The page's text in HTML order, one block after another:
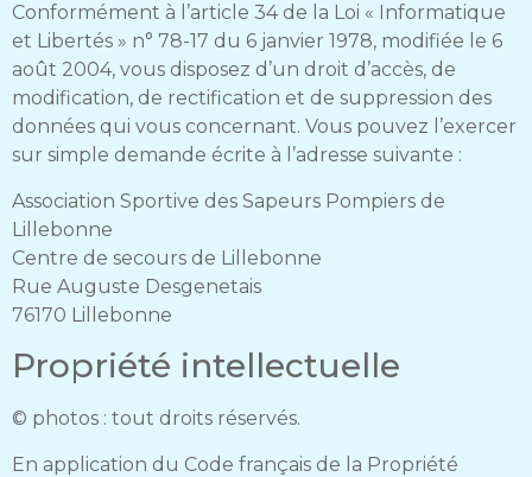
Conformément à l’article 34 de la Loi « Informatique
et Libertés » n° 78-17 du 6 janvier 1978, modifiée le 6
août 2004, vous disposez d’un droit d’accès, de
modification, de rectification et de suppression des
données qui vous concernant. Vous pouvez l’exercer
sur simple demande écrite à l’adresse suivante :
Association Sportive des Sapeurs Pompiers de
Lillebonne
Centre de secours de Lillebonne
Rue Auguste Desgenetais
76170 Lillebonne
Propriété intellectuelle
© photos : tout droits réservés.
En application du Code français de la Propriété